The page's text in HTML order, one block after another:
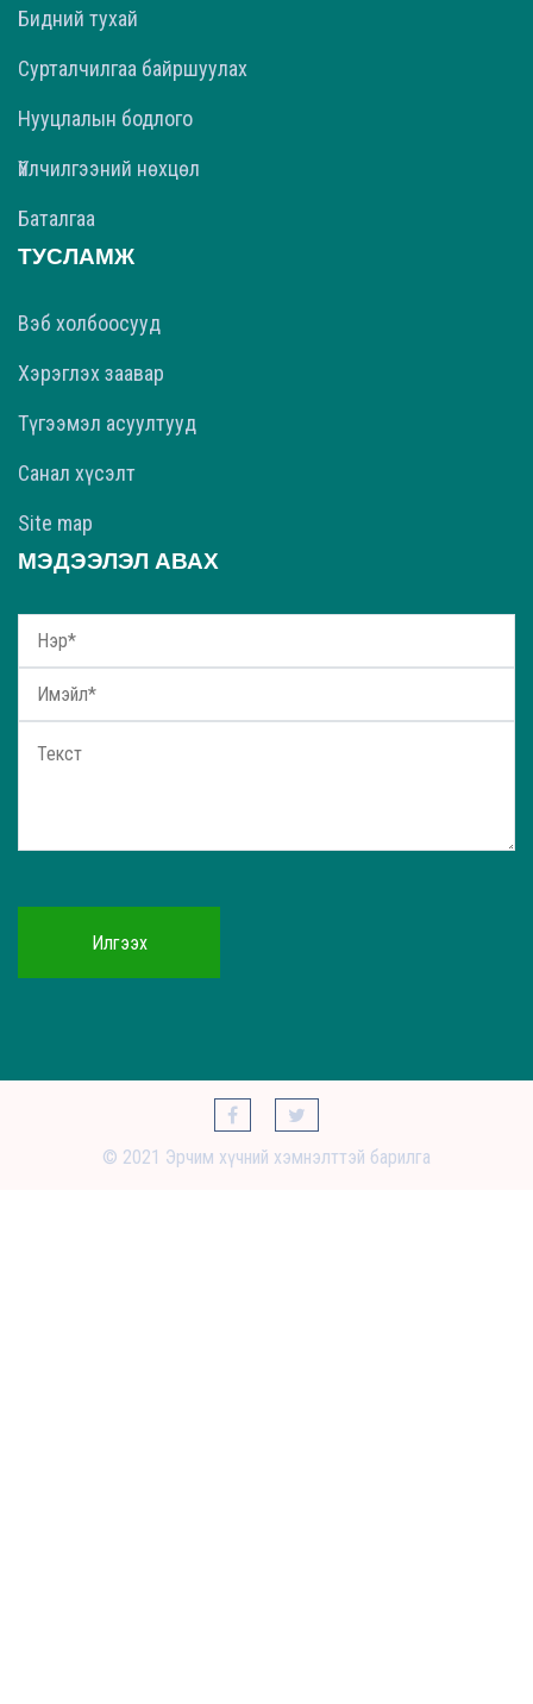
Бидний тухай
Сурталчилгаа байршуулах
Нууцлалын бодлого
Үйлчилгээний нөхцөл
Баталгаа
ТУСЛАМЖ
Вэб холбоосууд
Хэрэглэх заавар
Түгээмэл асуултууд
Санал хүсэлт
Site map
МЭДЭЭЛЭЛ АВАХ
Илгээх
© 2021 Эрчим хүчний хэмнэлттэй барилга